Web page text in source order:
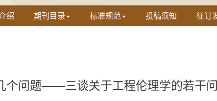
绍 期刊目录 标准规范 投稿须知 征订
个问题——三谈关于工程伦理学的若干